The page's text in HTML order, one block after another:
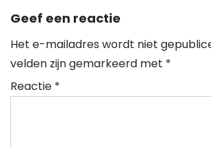
Geef een reactie
Het e-mailadres wordt niet
velden zijn gemarkeerd met *
Reactie *